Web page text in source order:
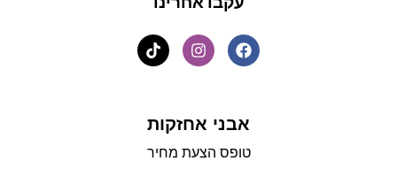
אבני אחזקות
טופס הצעת מחיר